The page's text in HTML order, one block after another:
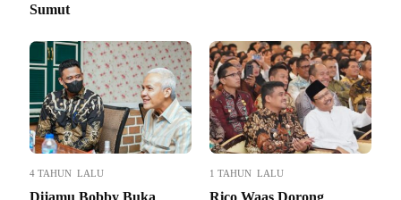
Sumut
4 TAHUN LALU
Dijamu Bobby Buka
1 TAHUN LALU
Rico Waas Dorong